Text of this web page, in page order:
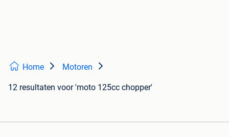
Home Motoren
12 resultaten voor 'moto 125cc chopper'